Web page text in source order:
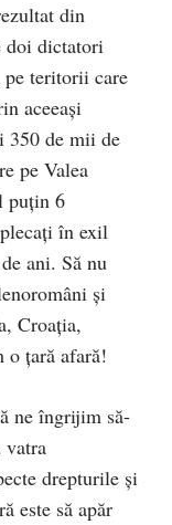
din
doi dictatori
teritorii care
aceeași
350 de mii de
pe Valea
puțin 6
în exil
ani. Să nu
și
Croația,
o țară afară!
ne îngrijim să-
vatra
drepturile și
este să apăr